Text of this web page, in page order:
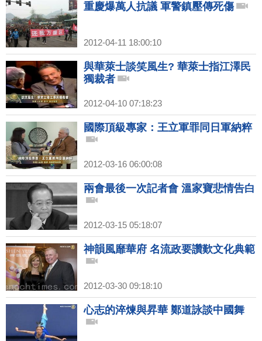
重慶爆萬人抗議 軍警鎮壓傳死傷
2012-04-11 18:00:10
與華萊士談笑風生? 華萊士指江澤民
獨裁者
2012-04-10 07:18:23
國際頂級專家：王立軍罪同日軍納粹
2012-03-16 06:00:08
兩會最後一次記者會 溫家寶悲情告白
2012-03-15 05:18:07
神韻風靡華府 名流政要讚歎文化典範
2012-03-30 09:18:10
心志的淬煉與昇華 鄭道詠談中國舞